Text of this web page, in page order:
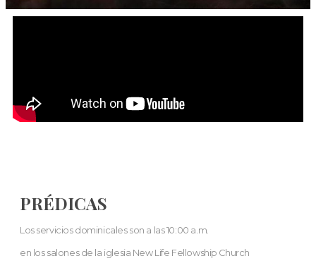
PRÉDICAS
Los servicios dominicales son a las 10:00 a.m.
en los salones de la iglesia New Life Fellowship Church